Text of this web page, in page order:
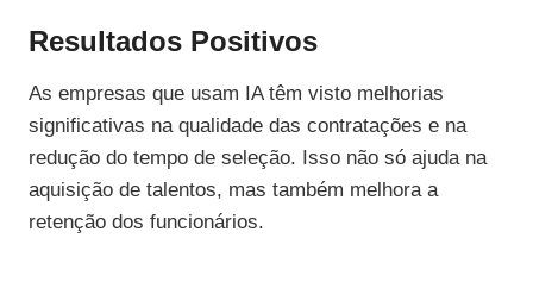
Resultados Positivos
As empresas que usam IA têm visto melhorias
significativas na qualidade das contratações e na
redução do tempo de seleção. Isso não só ajuda na
aquisição de talentos, mas também melhora a
retenção dos funcionários.